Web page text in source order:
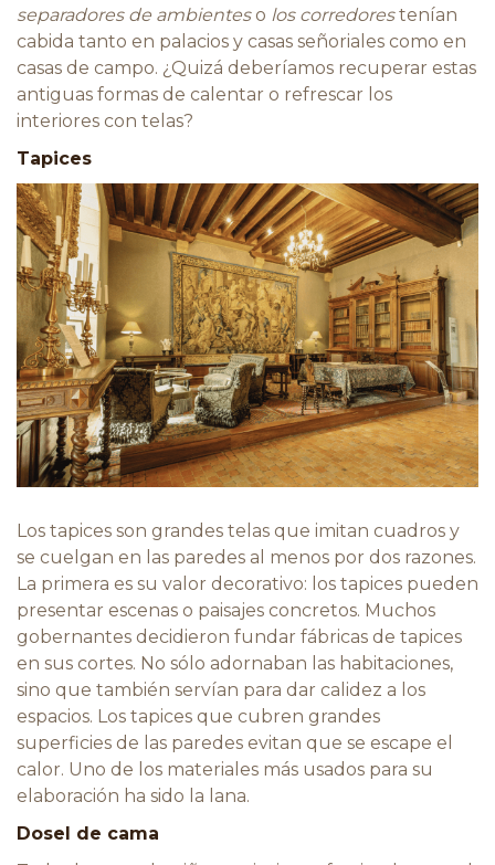
separadores de ambienteso los corredorestenían
cabida tanto en palacios y casas señoriales como en
casas de campo. ¿Quizá deberíamos recuperar estas
antiguas formas de calentar o refrescar los
interiores con telas?
Tapices
Los tapices son grandes telas que imitan cuadros y
se cuelgan en las paredes al menos por dos razones.
La primera es su valor decorativo: los tapices pueden
presentar escenas o paisajes concretos. Muchos
gobernantes decidieron fundar fábricas de tapices
en sus cortes. No sólo adornaban las habitaciones,
sino que también servían para dar calidez a los
espacios. Los tapices que cubren grandes
superficies de las paredes evitan que se escape el
calor. Uno de los materiales más usados para su
elaboración ha sido la lana.
Dosel de cama